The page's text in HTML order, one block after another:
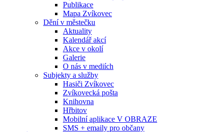
Publikace
Mapa Zvíkovec
Dění v městečku
Aktuality
Kalendář akcí
Akce v okolí
Galerie
O nás v mediích
Subjekty a služby
Hasiči Zvíkovec
Zvíkovecká pošta
Knihovna
Hřbitov
Mobilní aplikace V OBRAZE
SMS + emaily pro občany